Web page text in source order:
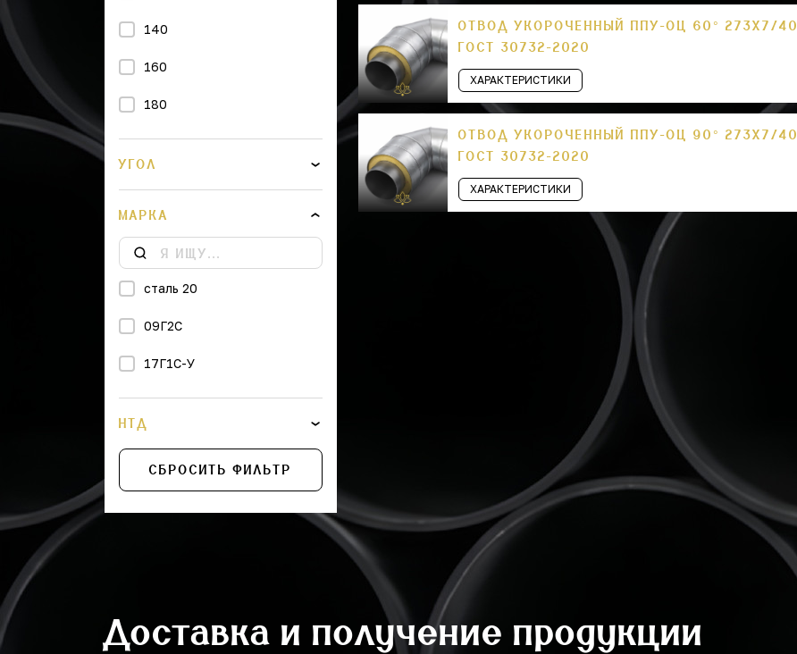
140
160
180
200
250
315
355
450
500
675
710
875
УГОЛ
МАРКА
сталь 20
09Г2С
17Г1С-У
НТД
СБРОСИТЬ ФИЛЬТР
ОТВОД УКОРОЧЕННЫЙ ППУ-ОЦ 60° 273Х7/
ГОСТ 30732-2020
ХАРАКТЕРИСТИКИ
ОТВОД УКОРОЧЕННЫЙ ППУ-ОЦ 90° 273Х7/
ГОСТ 30732-2020
ХАРАКТЕРИСТИКИ
Доставка и получение продукции